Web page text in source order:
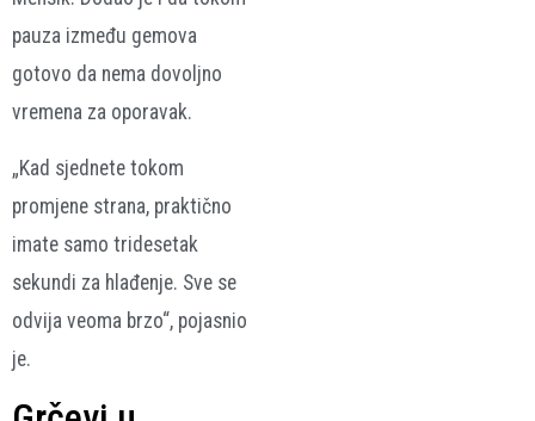
pauza između gemova
gotovo da nema dovoljno
vremena za oporavak.
„Kad sjednete tokom
promjene strana, praktično
imate samo tridesetak
sekundi za hlađenje. Sve se
odvija veoma brzo“, pojasnio
je.